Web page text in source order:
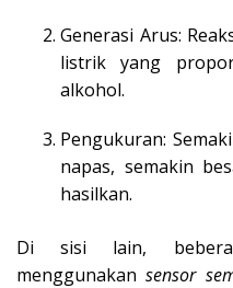
Generasi Arus:
listrik yang
alkohol.
Pengukuran:
napas, semakin
hasilkan.
Di sisi lain,
menggunakansensor